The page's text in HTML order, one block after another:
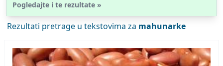
Pogledajte i te rezultate »
Rezultati pretrage u tekstovima za mahunarke